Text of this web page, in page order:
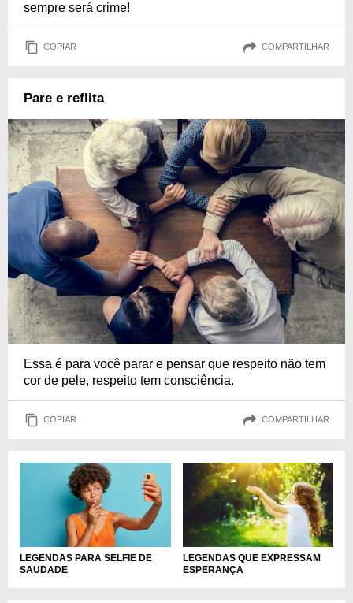
sempre será crime!
COPIAR COMPARTILHAR
Pare e reflita
Essa é para você parar e pensar que respeito não tem
cor de pele, respeito tem consciência.
COPIAR COMPARTILHAR
LEGENDAS PARA SELFIE DE
SAUDADE
LEGENDAS QUE EXPRESSAM
ESPERANÇA